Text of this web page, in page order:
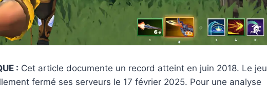
: Cet article documente un record atteint en juin 2018. Le jeu
fermé ses serveurs le 17 février 2025. Pour une analyse